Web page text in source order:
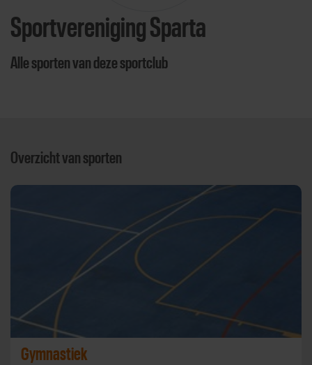
Sportvereniging Sparta
Alle sporten van deze sportclub
Overzicht van sporten
Gymnastiek